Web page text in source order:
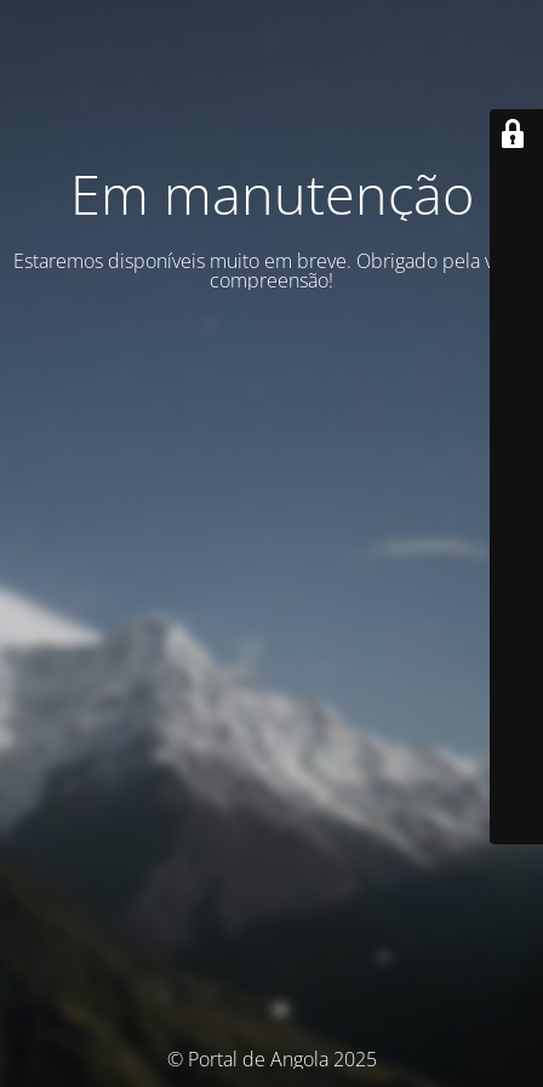
Em manutenção
Estaremos disponíveis muito em breve. Obrigado pela vossa
compreensão!
© Portal de Angola 2025